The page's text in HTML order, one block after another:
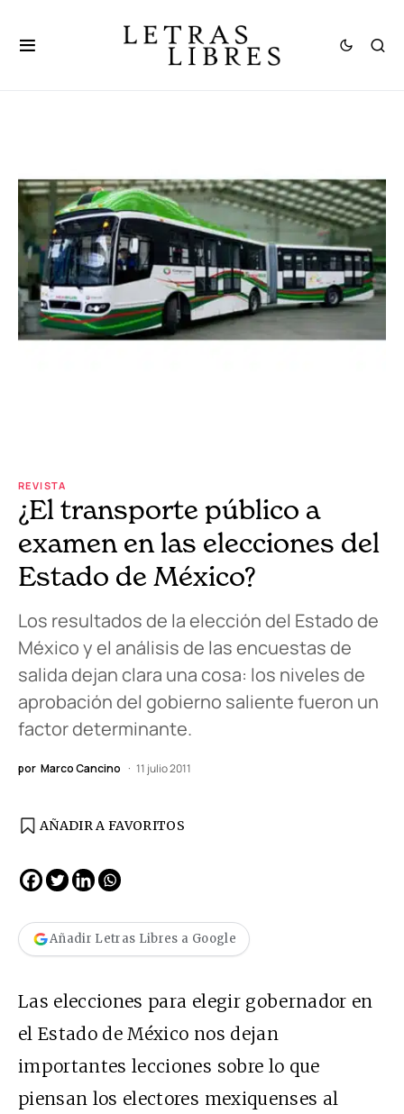
REVISTA
¿El transporte público a
examen en las elecciones del
Estado de México?
Los resultados de la elección del Estado de
México y el análisis de las encuestas de
salida dejan clara una cosa: los niveles de
aprobación del gobierno saliente fueron un
factor determinante.
por Marco Cancino 11 julio 2011
AÑADIR A FAVORITOS
Añadir Letras Libres a Google
Las elecciones para elegir gobernador en
el Estado de México nos dejan
importantes lecciones sobre lo que
piensan los electores mexiquenses al